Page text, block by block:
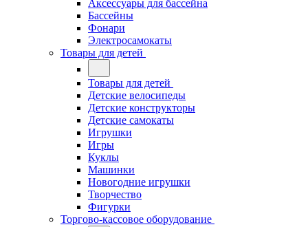
Аксессуары для бассейна
Бассейны
Фонари
Электросамокаты
Товары для детей
Товары для детей
Детские велосипеды
Детские конструкторы
Детские самокаты
Игрушки
Игры
Куклы
Машинки
Новогодние игрушки
Творчество
Фигурки
Торгово-кассовое оборудование